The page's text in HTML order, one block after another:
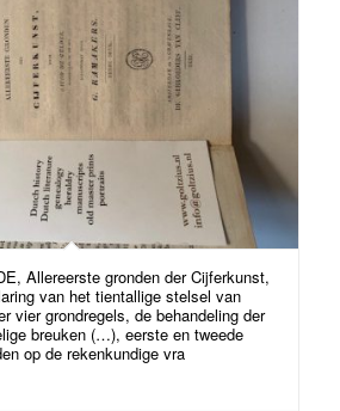
Allereerste gronden der Cijferkunst,
van het tientallige stelsel van
vier grondregels, de behandeling der
breuken (…), eerste en tweede
op de rekenkundige vra